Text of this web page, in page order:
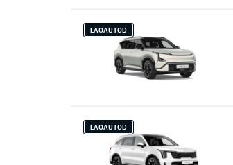
LAOAUTOD
LAOAUTOD